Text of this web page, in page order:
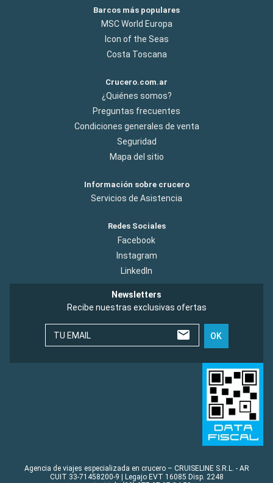
Barcos más populares
MSC World Europa
Icon of the Seas
Costa Toscana
Crucero.com.ar
¿Quiénes somos?
Preguntas frecuentes
Condiciones generales de venta
Seguridad
Mapa del sitio
Información sobre crucero
Servicios de Asistencia
Redes Sociales
Facebook
Instagram
LinkedIn
Newsletters
Recibe nuestras exclusivas ofertas
TU EMAIL OK
Agencia de viajes especializada en crucero – CRUISELINE S.R.L. - AR
CUIT 33-71458200-9 | Legajo EVT 16085 Disp. 2248